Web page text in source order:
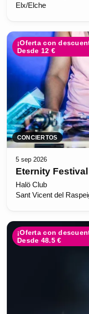
Elx/Elche
¡Oferta con
Desde 12 €
CONCIERTOS
5 sep 2026
Eternity Festival
Halö Club
Sant Vicent del
¡Oferta con
Desde 48.5 €